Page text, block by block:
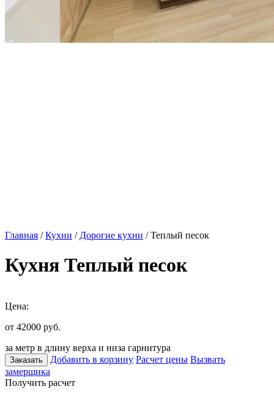
Главная /Кухни / Дорогие кухни / Теплый песок
Кухня Теплый песок
Цена:
от 42000 руб.
за метр в длину верха и низа гарнитура
Заказать Добавить в корзину Расчет цены Вызвать
замерщика
Получить расчет